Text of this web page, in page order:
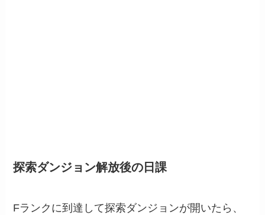
探索ダンジョン解放後の日課
Fランクに到達して探索ダンジョンが開いたら、